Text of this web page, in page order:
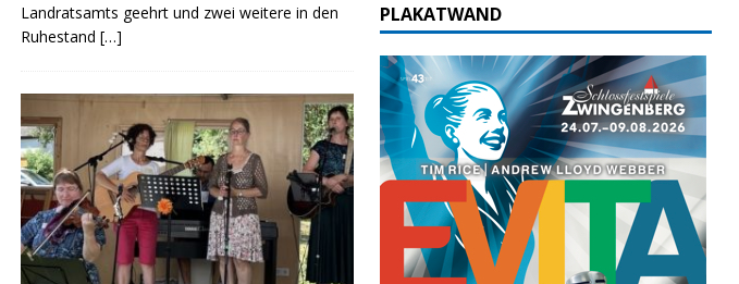
JUGEND/BILDUNG JUGEND/BILDUNG JUGEND/BILDUNG JUGEND/
Landratsamts geehrt und zwei weitere in den
Ruhestand[…]
PLAKATWAND